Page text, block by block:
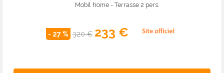
Mobil home - Terrasse 2 pers.
- 27 % 320 € 233 €